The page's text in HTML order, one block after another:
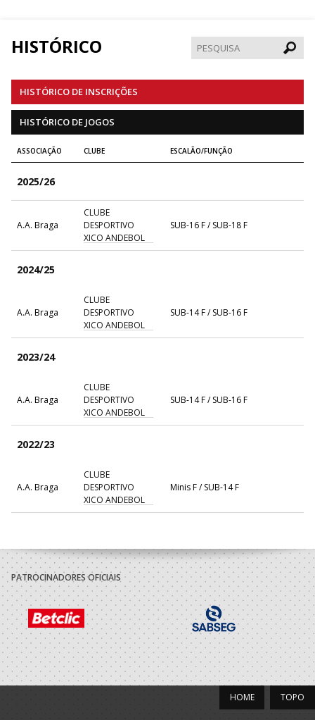
HISTÓRICO
HISTÓRICO DE INSCRIÇÕES
HISTÓRICO DE JOGOS
ASSOCIAÇÃO CLUBE ESCALÃO/FUNÇÃO
2025/26
A.A. Braga
CLUBE
DESPORTIVO
XICO ANDEBOL
SUB-16 F / SUB-18 F
2024/25
A.A. Braga
CLUBE
DESPORTIVO
XICO ANDEBOL
SUB-14 F / SUB-16 F
2023/24
A.A. Braga
CLUBE
DESPORTIVO
XICO ANDEBOL
SUB-14 F / SUB-16 F
2022/23
A.A. Braga
CLUBE
DESPORTIVO
XICO ANDEBOL
Minis F / SUB-14 F
A.A. Braga
CLUBE
DESPORTIVO
XICO ANDEBOL
Minis F / SUB-13 F
PATROCINADORES OFICIAIS
TOPO
HOME